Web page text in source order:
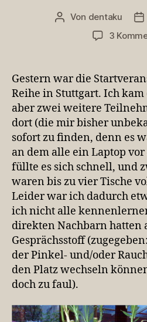
Beitragsautor
Von dentaku
3
Gestern war die
Reihe in Stuttgart. Ich
aber zwei weitere
dort (die mir bisher
sofort zu finden, denn es
an dem alle ein Laptop
füllte es sich schnell, und
waren bis zu vier Tische
Leider war ich dadurch
ich nicht alle
direkten Nachbarn hatten
Gesprächsstoff
der Pinkel- und/oder
den Platz wechseln
doch zu faul).